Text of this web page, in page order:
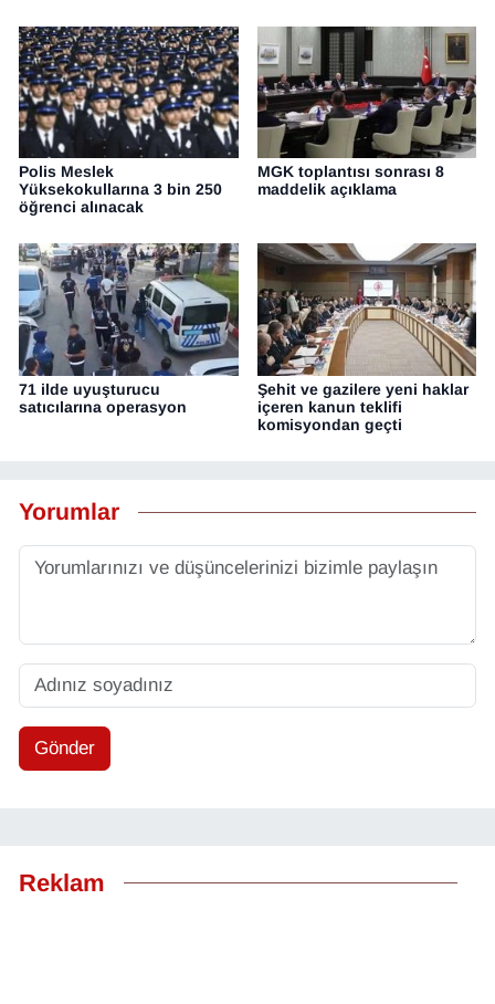
Polis Meslek
Yüksekokullarına 3 bin 250
öğrenci alınacak
MGK toplantısı sonrası 8
maddelik açıklama
71 ilde uyuşturucu
satıcılarına operasyon
Şehit ve gazilere yeni haklar
içeren kanun teklifi
komisyondan geçti
Yorumlar
Gönder
Reklam